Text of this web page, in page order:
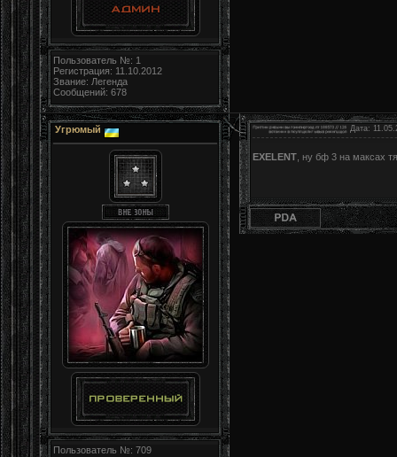
Пользователь №: 1
Регистрация: 11.10.2012
Звание: Легенда
Сообщений: 678
Угрюмый
Пользователь №: 709
Дата:
EXELENT , ну бф 3 на максах